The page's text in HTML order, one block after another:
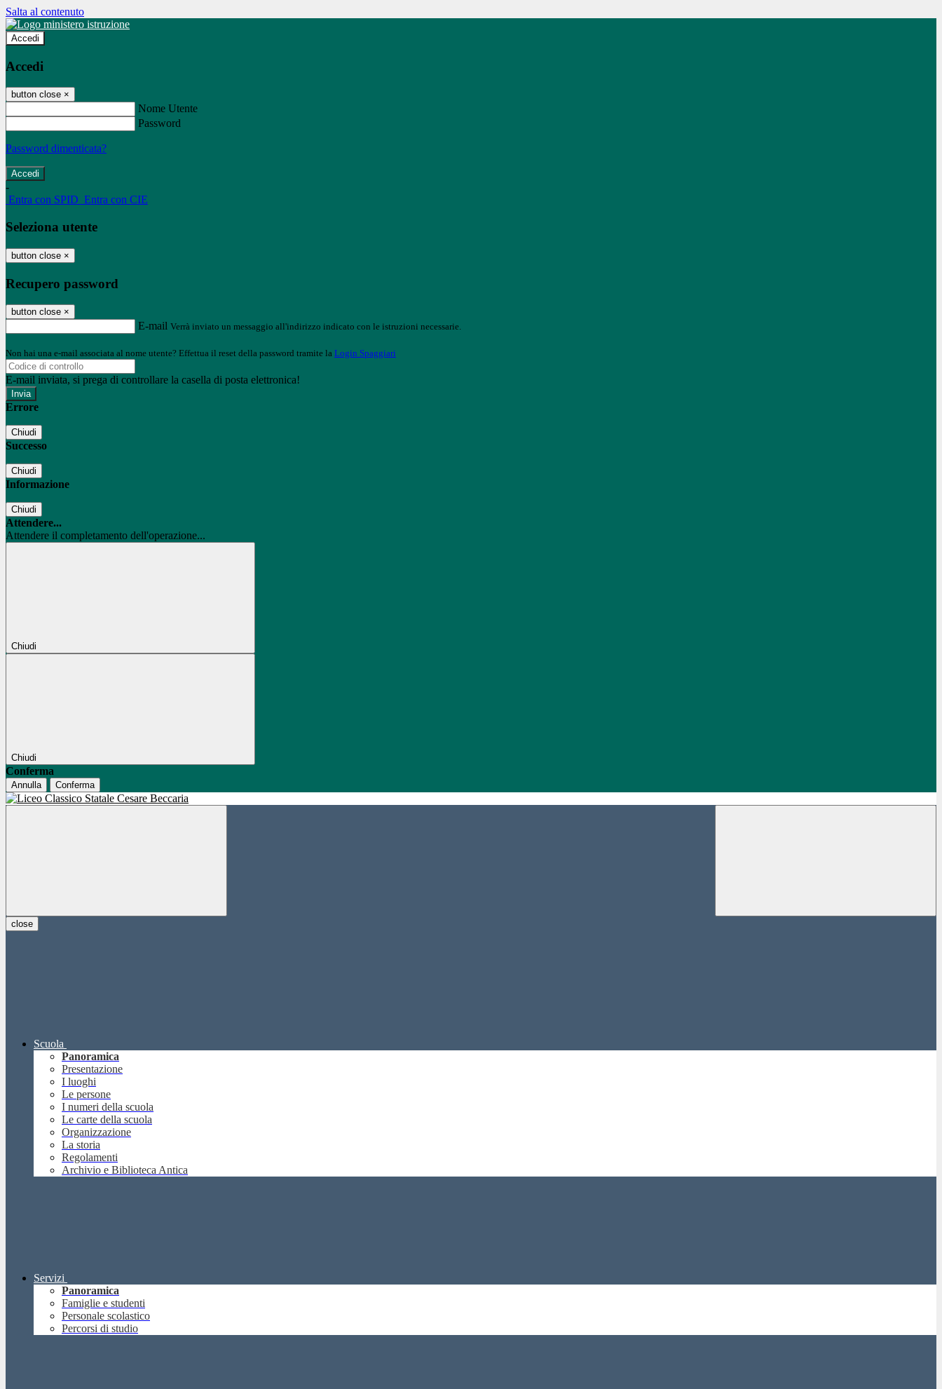
Salta al contenuto
Accedi
Accedi
button close ×
Nome Utente
Password
Password dimenticata?
-
Entra con SPID Entra con CIE
Seleziona utente
button close ×
Recupero password
button close ×
E-mail Verrà inviato un messaggio all'indirizzo indicato con le istruzioni necessarie.
Non hai una e-mail associata al nome utente? Effettua il reset della password tramite la Login Spaggiari
E-mail inviata, si prega di controllare la casella di posta elettronica!
Errore
Chiudi
Successo
Chiudi
Informazione
Chiudi
Attendere...
Attendere il completamento dell'operazione...
Chiudi
Chiudi
Conferma
Annulla Conferma
close
Scuola
Panoramica
Presentazione
I luoghi
Le persone
I numeri della scuola
Le carte della scuola
Organizzazione
La storia
Regolamenti
Archivio e Biblioteca Antica
Servizi
Panoramica
Famiglie e studenti
Personale scolastico
Percorsi di studio